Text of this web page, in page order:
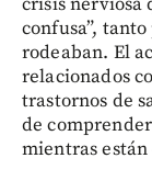
confusa”,
rodeaban. El
relacionados
trastornos de
de
mientras